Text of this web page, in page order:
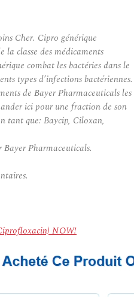
Cher. Cipro générique
classe des médicaments
combat les bactéries dans le
types d’infections bactériennes.
de Bayer Pharmaceuticals les
ici pour une fraction de son
tant que: Baycip, Ciloxan,
Pharmaceuticals.
NOW!